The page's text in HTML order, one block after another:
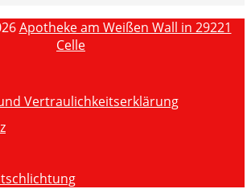
Apotheke am Weißen Wall in 29221
Celle
Vertraulichkeitserklärung